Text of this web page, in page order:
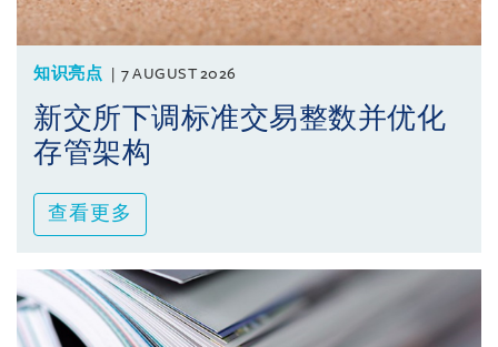
知识亮点 7 AUGUST 2026
新交所下调标准交易整数并优化
存管架构
查看更多